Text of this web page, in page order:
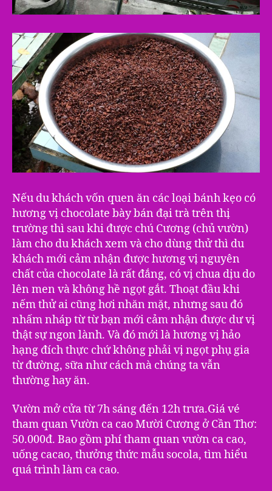
Nếu du khách vốn quen ăn các loại bánh kẹo có
hương vị chocolate bày bán đại trà trên thị
trường thì sau khi được chú Cương (chủ vườn)
làm cho du khách xem và cho dùng thử thì du
khách mới cảm nhận được hương vị nguyên
chất của chocolate là rất đắng, có vị chua dịu do
lên men và không hề ngọt gắt. Thoạt đầu khi
nếm thử ai cũng hơi nhăn mặt, nhưng sau đó
nhấm nháp từ từ bạn mới cảm nhận được dư vị
thật sự ngon lành. Và đó mới là hương vị hảo
hạng đích thực chứ không phải vị ngọt phụ gia
từ đường, sữa như cách mà chúng ta vẫn
thường hay ăn.
Vườn mở cửa từ 7h sáng đến 12h trưa.Giá vé
tham quan Vườn ca cao Mười Cương ở Cần Thơ:
50.000đ. Bao gồm phí tham quan vườn ca cao,
uống cacao, thưởng thức mẫu socola, tìm hiểu
quá trình làm ca cao.